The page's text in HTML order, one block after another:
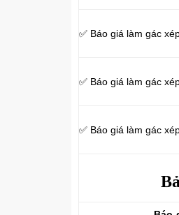
✅ Báo giá làm gác
✅ Báo giá làm gác
✅ Báo giá làm gác